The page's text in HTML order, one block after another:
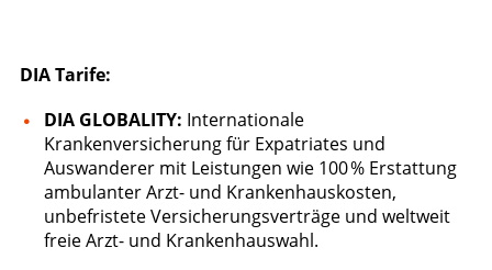
DIA Tarife:
DIA GLOBALITY: Internationale
Krankenversicherung für Expatriates und
Auswanderer mit Leistungen wie 100 % Erstattung
ambulanter Arzt- und Krankenhauskosten,
unbefristete Versicherungsverträge und weltweit
freie Arzt- und Krankenhauswahl.